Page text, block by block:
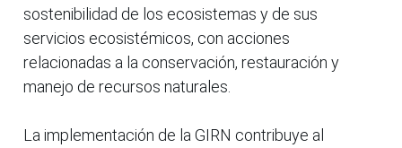
sostenibilidad de los ecosistemas y de sus
servicios ecosistémicos, con acciones
relacionadas a la conservación, restauración y
manejo de recursos naturales.
La implementación de la GIRN contribuye al